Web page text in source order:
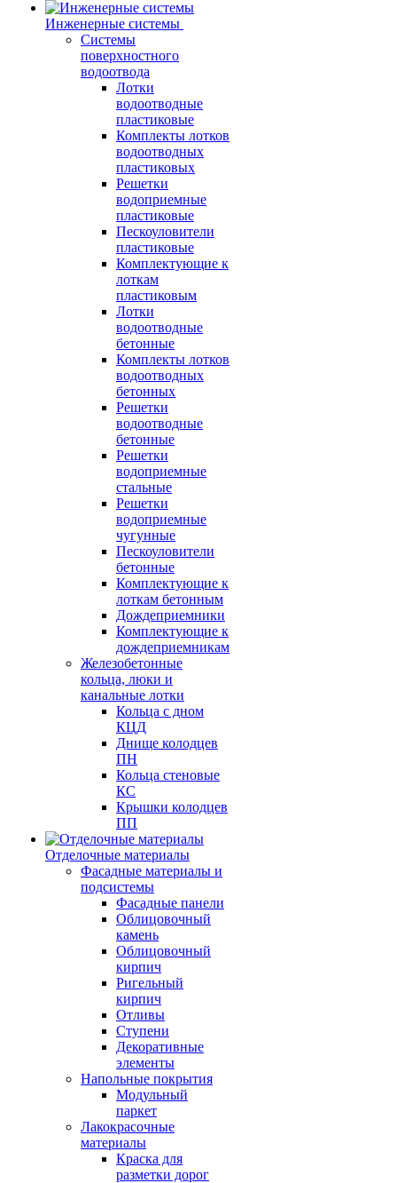
Инженерные системы
Системы
поверхностного
водоотвода
Лотки
водоотводные
пластиковые
Комплекты лотков
водоотводных
пластиковых
Решетки
водоприемные
пластиковые
Пескоуловители
пластиковые
Комплектующие к
лоткам
пластиковым
Лотки
водоотводные
бетонные
Комплекты лотков
водоотводных
бетонных
Решетки
водоотводные
бетонные
Решетки
водоприемные
стальные
Решетки
водоприемные
чугунные
Пескоуловители
бетонные
Комплектующие к
лоткам бетонным
Дождеприемники
Комплектующие к
дождеприемникам
Железобетонные
кольца, люки и
канальные лотки
Кольца с дном
КЦД
Днище колодцев
ПН
Кольца стеновые
КС
Крышки колодцев
ПП
Отделочные материалы
Фасадные материалы и
подсистемы
Фасадные панели
Облицовочный
камень
Облицовочный
кирпич
Ригельный
кирпич
Отливы
Ступени
Декоративные
элементы
Напольные покрытия
Модульный
паркет
Лакокрасочные
материалы
Краска для
разметки дорог